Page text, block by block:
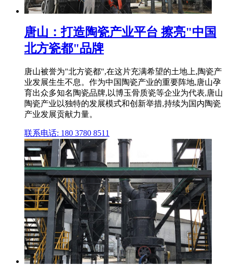
唐山：打造陶瓷产业平台 擦亮"中国
北方瓷都"品牌
唐山被誉为"北方瓷都",在这片充满希望的土地上,陶瓷产
业发展生生不息。作为中国陶瓷产业的重要阵地,唐山孕
育出众多知名陶瓷品牌,以博玉骨质瓷等企业为代表,唐山
陶瓷产业以独特的发展模式和创新举措,持续为国内陶瓷
产业发展贡献力量。
联系电话: 180 3780 8511